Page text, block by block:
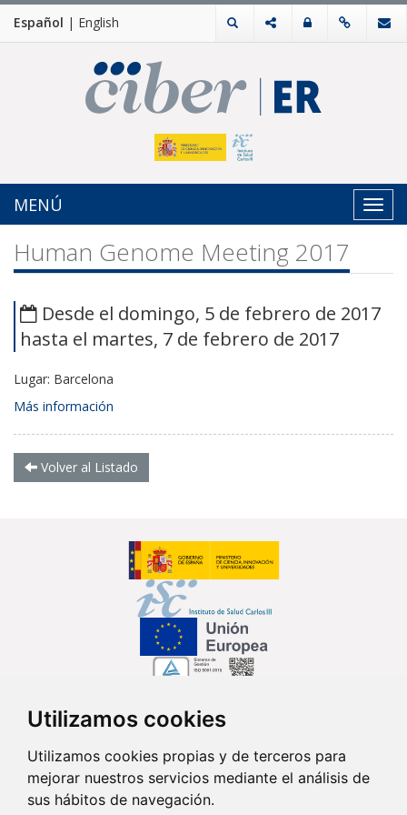
Utilizamos cookies
Utilizamos cookies propias y de terceros para
mejorar nuestros servicios mediante el análisis de
sus hábitos de navegación.
Español | English
MENÚ
Human Genome Meeting 2017
Desde el domingo, 5 de febrero de 2017
hasta el martes, 7 de febrero de 2017
Lugar: Barcelona
Más información
Volver al Listado
Síguenos en...
Contacto